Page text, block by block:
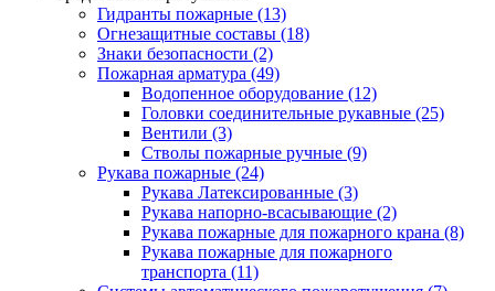
Гидранты пожарные (13)
Огнезащитные составы (18)
Знаки безопасности (2)
Пожарная арматура (49)
Водопенное оборудование (12)
Головки соединительные рукавные (25)
Вентили (3)
Стволы пожарные ручные (9)
Рукава пожарные (24)
Рукава Латексированные (3)
Рукава напорно-всасывающие (2)
Рукава пожарные для пожарного крана (8)
Рукава пожарные для пожарного
транспорта (11)